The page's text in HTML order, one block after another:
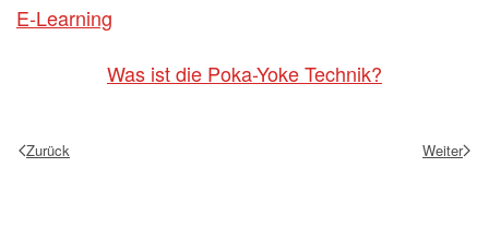
E-Learning
Was ist die Poka-Yoke Technik?
Zurück Weiter